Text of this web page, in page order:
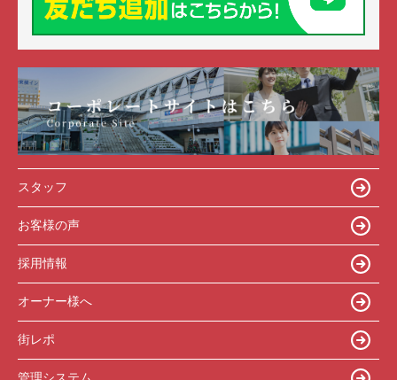
スタッフ
お客様の声
採用情報
オーナー様へ
街レポ